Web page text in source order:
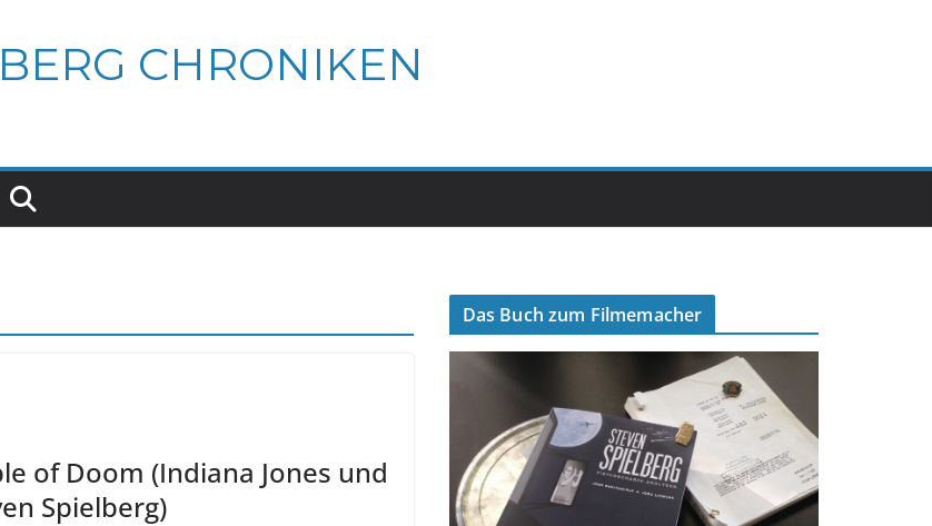
CHRONIKEN
of Doom (Indiana Jones und
Spielberg)
Das Buch zum Filmemacher